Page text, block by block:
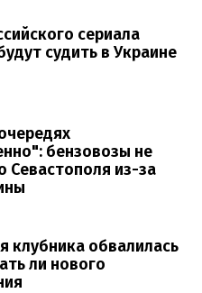
сериала
судить в Украине
бензовозы не
Севастополя из-за
клубника обвалилась
ли нового